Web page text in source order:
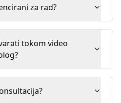
za rad?
tokom video